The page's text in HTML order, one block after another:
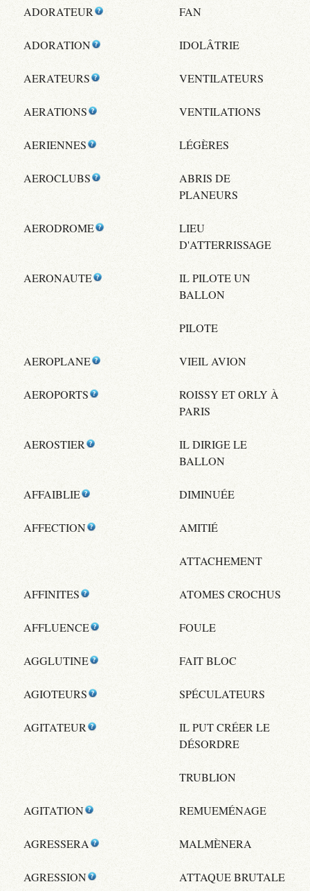
ADORATEUR FAN
ADORATION IDOLÂTRIE
AERATEURS VENTILATEURS
AERATIONS VENTILATIONS
AERIENNES LÉGÈRES
AEROCLUBS
ABRIS DE
PLANEURS
AERODROME
LIEU
D'ATTERRISSAGE
AERONAUTE
IL PILOTE UN
BALLON
PILOTE
AEROPLANE VIEIL AVION
AEROPORTS
ROISSY ET ORLY À
PARIS
AEROSTIER
IL DIRIGE LE
BALLON
AFFAIBLIE DIMINUÉE
AFFECTION AMITIÉ
ATTACHEMENT
AFFINITES ATOMES CROCHUS
AFFLUENCE FOULE
AGGLUTINE FAIT BLOC
AGIOTEURS SPÉCULATEURS
AGITATEUR
IL PUT CRÉER LE
DÉSORDRE
TRUBLION
AGITATION REMUEMÉNAGE
AGRESSERA MALMÈNERA
AGRESSION ATTAQUE BRUTALE